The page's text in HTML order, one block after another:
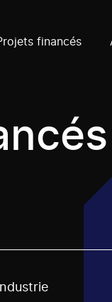
financés
stream or
Industrie